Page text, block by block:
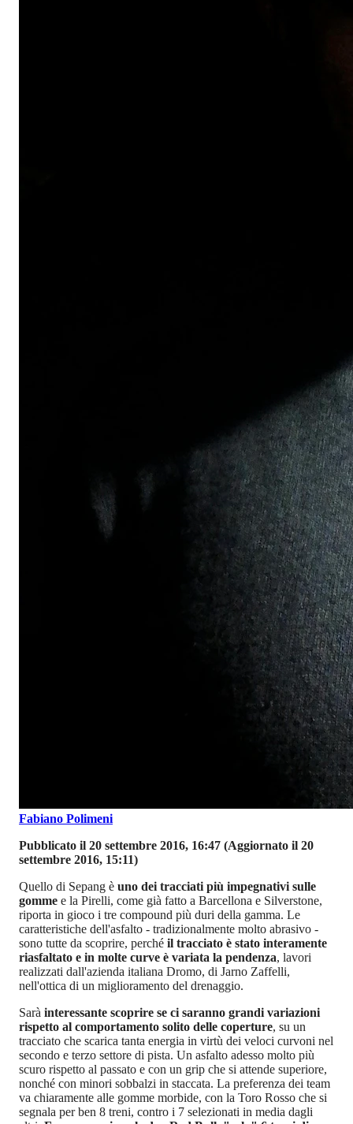
Fabiano Polimeni
Pubblicato il 20 settembre 2016, 16:47 (Aggiornato il 20
settembre 2016, 15:11)
Quello di Sepang è uno dei tracciati più impegnativi sulle
gomme e la Pirelli, come già fatto a Barcellona e Silverstone,
riporta in gioco i tre compound più duri della gamma. Le
caratteristiche dell'asfalto - tradizionalmente molto abrasivo -
sono tutte da scoprire, perché il tracciato è stato interamente
riasfaltato e in molte curve è variata la pendenza, lavori
realizzati dall'azienda italiana Dromo, di Jarno Zaffelli,
nell'ottica di un miglioramento del drenaggio.
Sarà interessante scoprire se ci saranno grandi variazioni
rispetto al comportamento solito delle coperture, su un
tracciato che scarica tanta energia in virtù dei veloci curvoni nel
secondo e terzo settore di pista. Un asfalto adesso molto più
scuro rispetto al passato e con un grip che si attende superiore,
nonché con minori sobbalzi in staccata. La preferenza dei team
va chiaramente alle gomme morbide, con la Toro Rosso che si
segnala per ben 8 treni, contro i 7 selezionati in media dagli